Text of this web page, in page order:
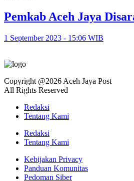
Pemkab Aceh Jaya
1 September 2023 - 15:06 WIB
Copyright @2026 Aceh Jaya Post
All Rights Reserved
Redaksi
Tentang Kami
Redaksi
Tentang Kami
Kebijakan Privacy
Panduan Komunitas
Pedoman Siber